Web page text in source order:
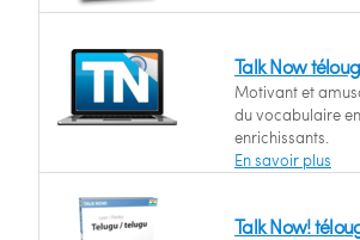
Talk Now
Motivant et
du vocabulaire
enrichissants.
En savoir plus
Talk Now!